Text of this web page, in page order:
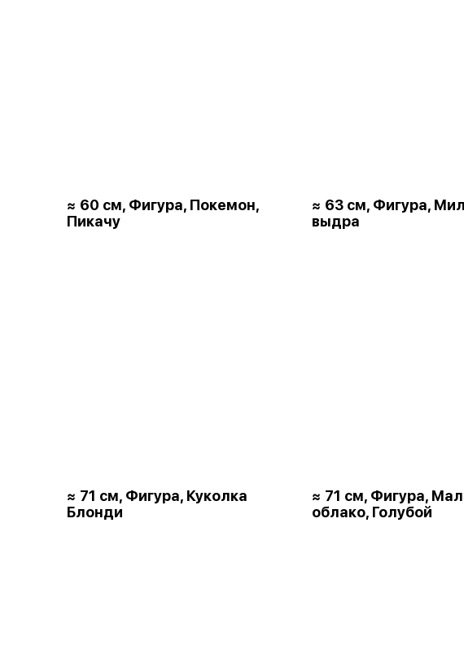
≈ 60 см, Фигура, Покемон,
Пикачу
≈ 63 см, Фигура,
выдра
≈ 71 см, Фигура, Куколка
Блонди
≈ 71 см, Фигура,
облако, Голубой